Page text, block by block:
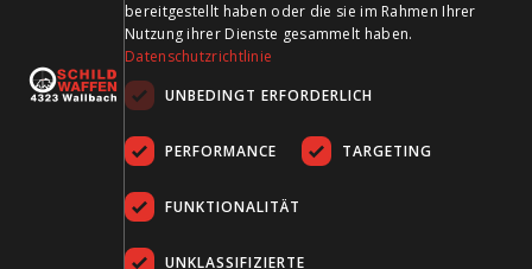
Besuchen Sie uns in den Sozialen Medien und bleiben Sie
auf dem Laufenden!
bereitgestellt haben oder die sie im Rahmen Ihrer
Nutzung ihrer Dienste gesammelt haben.
Datenschutzrichtlinie
UNBEDINGT ERFORDERLICH
PERFORMANCE TARGETING
FUNKTIONALITÄT
UNKLASSIFIZIERTE